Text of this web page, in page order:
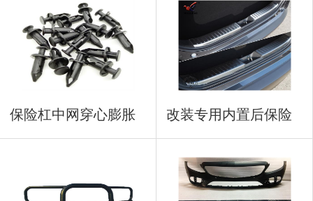
保险杠中网穿心膨胀
铆钉
改装专用内置后保险
杠防